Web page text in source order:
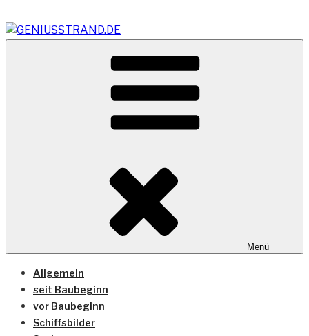
Inhalt
springen
GENIUSSTRAND.DE
Vom Geniusstrand zum JadeWeserPort/Container
Terminal Wilhelmshaven
Menü
Allgemein
seit Baubeginn
vor Baubeginn
Schiffsbilder